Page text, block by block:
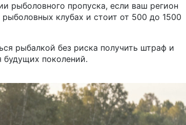
рыболовного пропуска, если ваш регион
клубах и стоит от 500 до 1500
рыбалкой без риска получить штраф и
поколений.